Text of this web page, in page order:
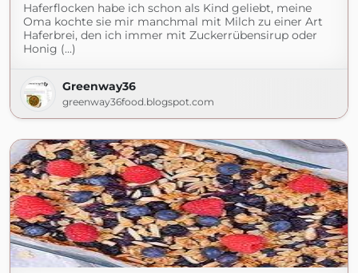
Haferflocken habe ich schon als Kind geliebt, meine
Oma kochte sie mir manchmal mit Milch zu einer Art
Haferbrei, den ich immer mit Zuckerrübensirup oder
Honig (...)
Greenway36
greenway36food.blogspot.com